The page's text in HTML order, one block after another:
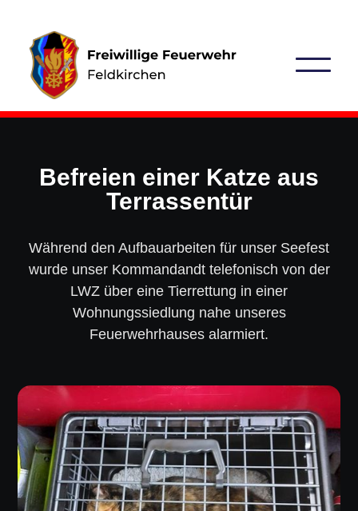
Befreien einer Katze aus
Terrassentür
Während den Aufbauarbeiten für unser Seefest
wurde unser Kommandandt telefonisch von der
LWZ über eine Tierrettung in einer
Wohnungssiedlung nahe unseres
Feuerwehrhauses alarmiert.